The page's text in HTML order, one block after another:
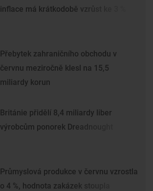
inflace má krátkodobě vzrůst ke 3 %
Přebytek zahraničního obchodu v
červnu meziročně klesl na 15,5
miliardy korun
Británie přidělí 8,4 miliardy liber
výrobcům ponorek Dreadnought
Průmyslová produkce v červnu vzrostla
o 4 %, hodnota zakázek stoupla